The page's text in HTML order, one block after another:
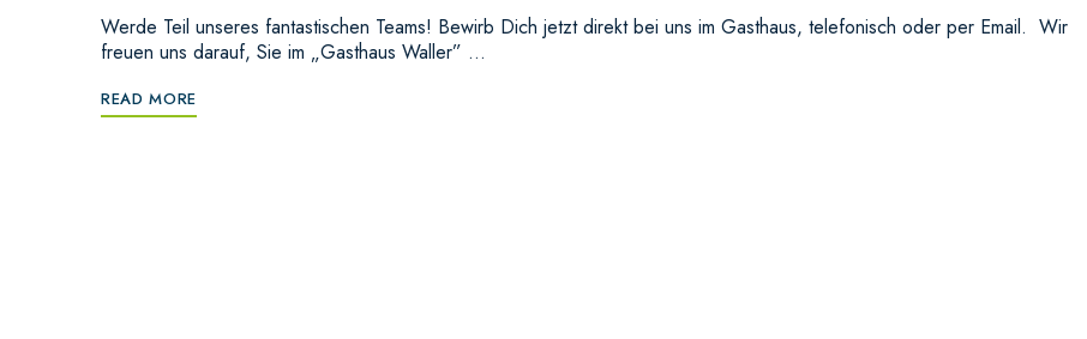
Werde Teil unseres fantastischen Teams! Bewirb Dich jetzt direkt bei uns im Gasthaus, telefonisch oder per Email. Wir
freuen uns darauf, Sie im „Gasthaus Waller” …
READ MORE